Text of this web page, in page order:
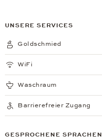
UNSERE SERVICES
Goldschmied
WiFi
Waschraum
Barrierefreier Zugang
GESPROCHENE SPRACHEN